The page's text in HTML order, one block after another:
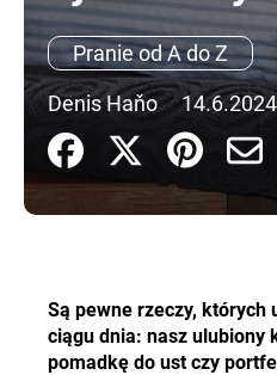
Pranie od A do Z
Denis Haňo
14.6.2024
Są pewne rzeczy,
ciągu dnia: nasz ulubiony
pomadkę do ust czy
SZUKAJ
P
o